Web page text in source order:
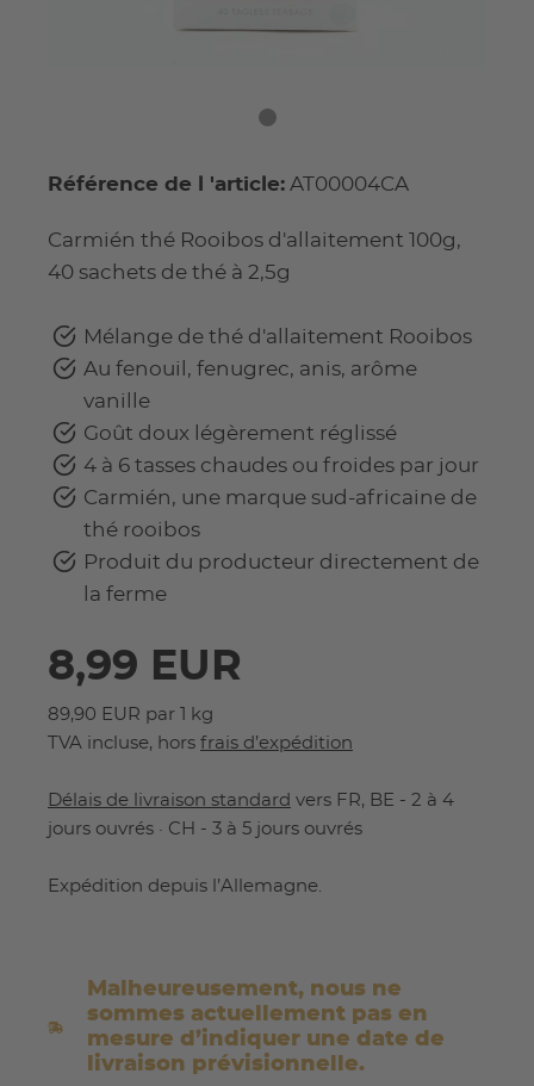
Référence de l 'article: AT00004CA
Carmién thé Rooibos d'allaitement 100g,
40 sachets de thé à 2,5g
Mélange de thé d'allaitement Rooibos
Au fenouil, fenugrec, anis, arôme
vanille
Goût doux légèrement réglissé
4 à 6 tasses chaudes ou froides par jour
Carmién, une marque sud-africaine de
thé rooibos
Produit du producteur directement de
la ferme
8,99 EUR
89,90 EUR par 1 kg
TVA incluse, hors frais d’expédition
Délais de livraison standard vers FR, BE - 2 à 4
jours ouvrés · CH - 3 à 5 jours ouvrés
Expédition depuis l’Allemagne.
Malheureusement, nous ne
sommes actuellement pas en
mesure d’indiquer une date de
livraison prévisionnelle.